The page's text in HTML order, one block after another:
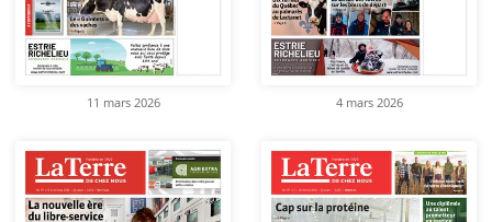
11 mars 2026 4 mars 2026